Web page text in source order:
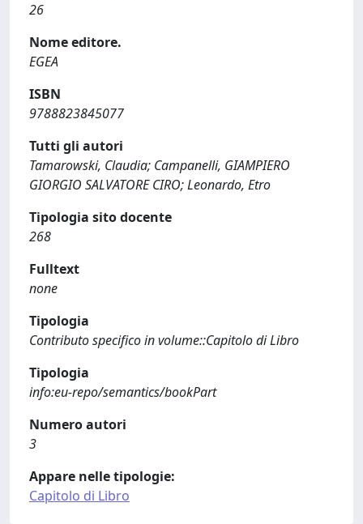
26
Nome editore.
EGEA
ISBN
9788823845077
Tutti gli autori
Tamarowski, Claudia; Campanelli, GIAMPIERO
GIORGIO SALVATORE CIRO; Leonardo, Etro
Tipologia sito docente
268
Fulltext
none
Tipologia
Contributo specifico in volume::Capitolo di Libro
Tipologia
info:eu-repo/semantics/bookPart
Numero autori
3
Appare nelle tipologie:
Capitolo di Libro